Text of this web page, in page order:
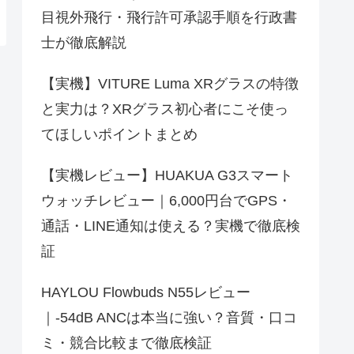
目視外飛行・飛行許可承認手順を行政書
士が徹底解説
【実機】VITURE Luma XRグラスの特徴
と実力は？XRグラス初心者にこそ使っ
てほしいポイントまとめ
【実機レビュー】HUAKUA G3スマート
ウォッチレビュー｜6,000円台でGPS・
通話・LINE通知は使える？実機で徹底検
証
HAYLOU Flowbuds N55レビュー
｜-54dB ANCは本当に強い？音質・口コ
ミ・競合比較まで徹底検証